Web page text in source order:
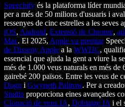
Speechify és la plataforma líder
per a més de 50 milions d'usuaris i
ressenyes de cinc estrelles a les seves
iOS, Android, Extensió de Chrome,
Mac. El 2025, Apple va premiar
de Disseny Apple a la WWDC,
essencial que ajuda la gent a viure la
més de 1.000 veus naturals en més
gairebé 200 països. Entre les veus de
Dogg i Gwyneth Paltrow. Per a
Studio proporciona eines avançades
Clonació de veus IA, Doblatge IA i el